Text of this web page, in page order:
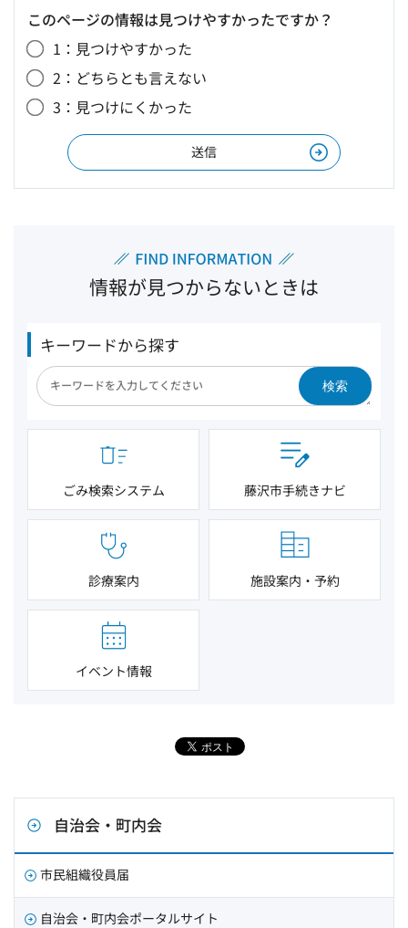
このページの情報は見つけやすかったですか？
1：見つけやすかった
2：どちらとも言えない
3：見つけにくかった
情報が見つからないときは
キーワードから探す
検索
ごみ検索システム 藤沢市手続きナビ
診療案内 施設案内・予約
イベント情報
自治会・町内会
市民組織役員届
自治会・町内会ポータルサイト